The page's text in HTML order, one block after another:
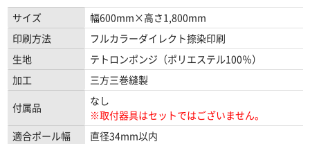
サイズ
幅600mm×高さ1,800mm
印刷方法
フルカラーダイレクト捺染印刷
生地
テトロンポンジ（ポリエステル100％）
加工
三方三巻縫製
付属品
なし
※取付器具はセットではございません。
適合ポール幅
直径34mm以内